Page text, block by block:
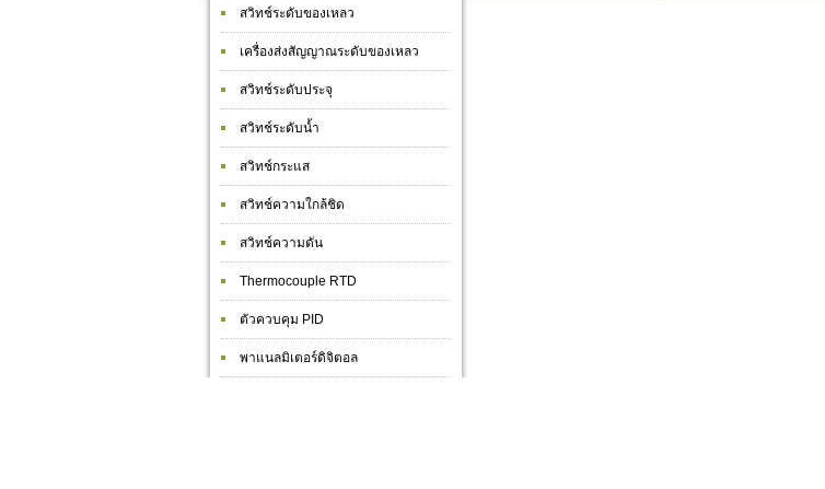
สวิทช์ระดับของเหลว
เครื่องส่งสัญญาณระดับของเหลว
สวิทช์ระดับประจุ
สวิทช์ระดับน้ำ
สวิทช์กระแส
สวิทช์ความใกล้ชิด
สวิทช์ความดัน
Thermocouple RTD
ตัวควบคุม PID
พาแนลมิเตอร์ดิจิตอล